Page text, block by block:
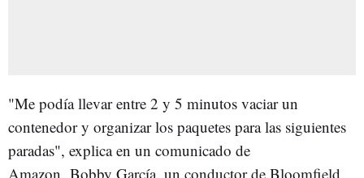
"Me podía llevar entre 2 y 5 minutos vaciar un
contenedor y organizar los paquetes para las siguientes
paradas", explica en un comunicado de
Amazon, Bobby García, un conductor de Bloomfield